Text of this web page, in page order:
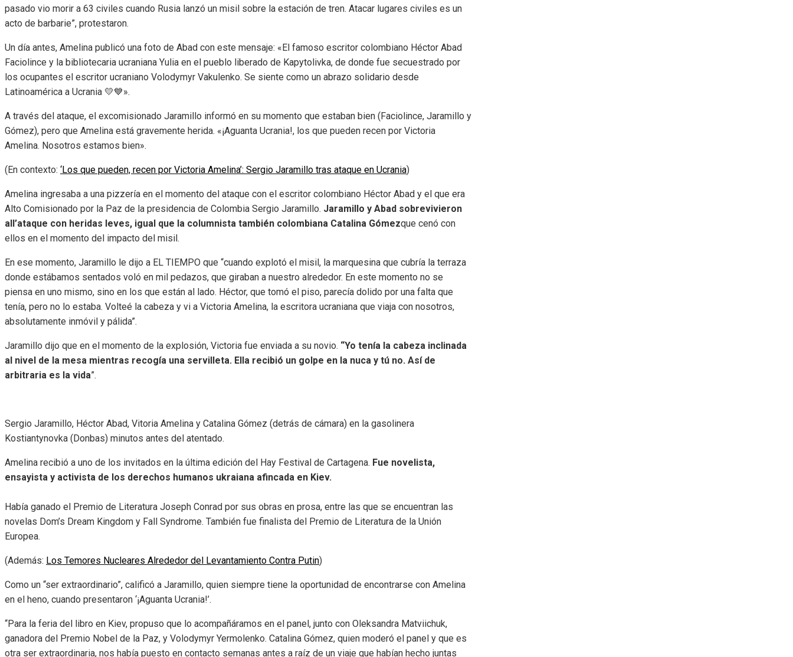
pasado vio morir a 63 civiles cuando Rusia lanzó un misil sobre la estación de tren. Atacar lugares civiles es un
acto de barbarie”, protestaron.
Un día antes, Amelina publicó una foto de Abad con este mensaje: «El famoso escritor colombiano Héctor Abad
Faciolince y la bibliotecaria ucraniana Yulia en el pueblo liberado de Kapytolivka, de donde fue secuestrado por
los ocupantes el escritor ucraniano Volodymyr Vakulenko. Se siente como un abrazo solidario desde
Latinoamérica a Ucrania 💛💙».
A través del ataque, el excomisionado Jaramillo informó en su momento que estaban bien (Faciolince, Jaramillo y
Gómez), pero que Amelina está gravemente herida. «¡Aguanta Ucrania!, los que pueden recen por Victoria
Amelina. Nosotros estamos bien».
(En contexto: ‘Los que pueden, recen por Victoria Amelina’: Sergio Jaramillo tras ataque en Ucrania)
Amelina ingresaba a una pizzería en el momento del ataque con el escritor colombiano Héctor Abad y el que era
Alto Comisionado por la Paz de la presidencia de Colombia Sergio Jaramillo. Jaramillo y Abad sobrevivieron
all’ataque con heridas leves, igual que la columnista también colombiana Catalina Gómezque cenó con
ellos en el momento del impacto del misil.
En ese momento, Jaramillo le dijo a EL TIEMPO que “cuando explotó el misil, la marquesina que cubría la terraza
donde estábamos sentados voló en mil pedazos, que giraban a nuestro alrededor. En este momento no se
piensa en uno mismo, sino en los que están al lado. Héctor, que tomó el piso, parecía dolido por una falta que
tenía, pero no lo estaba. Volteé la cabeza y vi a Victoria Amelina, la escritora ucraniana que viaja con nosotros,
absolutamente inmóvil y pálida”.
Jaramillo dijo que en el momento de la explosión, Victoria fue enviada a su novio. “Yo tenía la cabeza inclinada
al nivel de la mesa mientras recogía una servilleta. Ella recibió un golpe en la nuca y tú no. Así de
arbitraria es la vida”.
Sergio Jaramillo, Héctor Abad, Vitoria Amelina y Catalina Gómez (detrás de cámara) en la gasolinera
Kostiantynovka (Donbas) minutos antes del atentado.
Amelina recibió a uno de los invitados en la última edición del Hay Festival de Cartagena. Fue novelista,
ensayista y activista de los derechos humanos ukraiana afincada en Kiev.
Había ganado el Premio de Literatura Joseph Conrad por sus obras en prosa, entre las que se encuentran las
novelas Dom’s Dream Kingdom y Fall Syndrome. También fue finalista del Premio de Literatura de la Unión
Europea.
(Además: Los Temores Nucleares Alrededor del Levantamiento Contra Putin)
Como un “ser extraordinario”, calificó a Jaramillo, quien siempre tiene la oportunidad de encontrarse con Amelina
en el heno, cuando presentaron ‘¡Aguanta Ucrania!’.
“Para la feria del libro en Kiev, propuso que lo acompañáramos en el panel, junto con Oleksandra Matviichuk,
ganadora del Premio Nobel de la Paz, y Volodymyr Yermolenko. Catalina Gómez, quien moderó el panel y que es
otra ser extraordinaria, nos había puesto en contacto semanas antes a raíz de un viaje que habían hecho juntas